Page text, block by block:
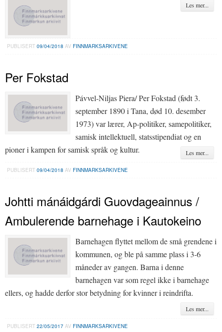
Les mer...
PUBLISERT09/04/2018 AVFINNMARKSARKIVENE
Per Fokstad
Pávvel-Niljas Piera/ Per Fokstad (født 3.
september 1890 i Tana, død 10. desember
1973) var lærer, Ap-politiker, samepolitiker,
samisk intellektuell, statsstipendiat og en
pioner i kampen for samisk språk og kultur.
Les mer...
PUBLISERT09/04/2018 AVFINNMARKSARKIVENE
Johtti mánáidgárdi Guovdageainnus /
Ambulerende barnehage i Kautokeino
Barnehagen flyttet mellom de små grendene i
kommunen, og ble på samme plass i 3-6
måneder av gangen. Barna i denne
barnehagen var som regel ikke i barnehage
ellers, og hadde derfor stor betydning for kvinner i reindrifta.
Les mer...
PUBLISERT22/05/2017 AVFINNMARKSARKIVENE